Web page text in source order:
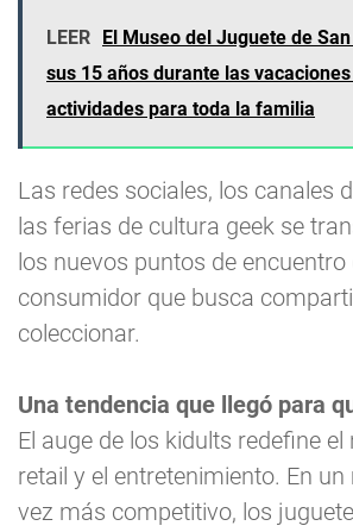
LEER
El Museo del Juguete de
sus 15 años durante las
actividades para toda la familia
Las redes sociales, los canales
las ferias de cultura geek se
los nuevos puntos de encuentro
consumidor que busca
coleccionar.
Una tendencia que llegó para
El auge de los kidults redefine el
retail y el entretenimiento. En
vez más competitivo, los